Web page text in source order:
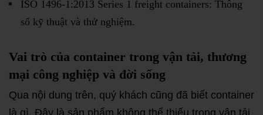
ISO 1496-1:2013 Series 1 freight containers: Thông
số kỹ thuật và thử nghiệm.
Vai trò của container trong vận tải, thương
mại công nghiệp và đời sống
Qua nội dung trên, quý khách cũng đã biết container